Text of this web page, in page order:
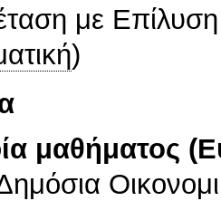
με
)
μαθήματος